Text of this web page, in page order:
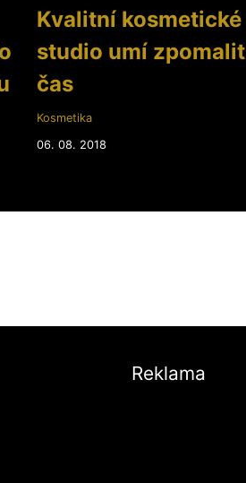
Kvalitní kosmetické
studio umí zpomalit
čas
Kosmetika
06. 08. 2018
Reklama